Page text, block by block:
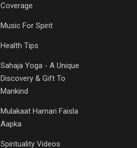
Coverage
Music For Spirit
Health Tips
Sahaja Yoga - A Unique
Discovery & Gift To
Mankind
Mulakaat Hamari Faisla
Aapka
Spirituality Videos